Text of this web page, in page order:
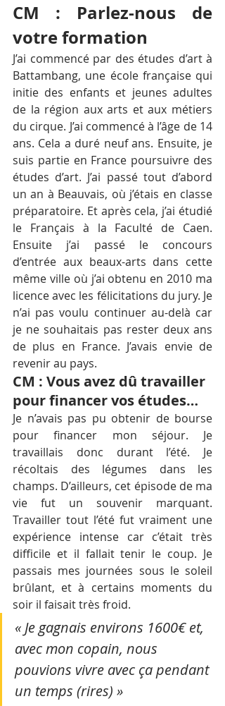
CM : Parlez-nous de
votre formation
J’ai commencé par des études d’art à
Battambang, une école française qui
initie des enfants et jeunes adultes
de la région aux arts et aux métiers
du cirque. J’ai commencé à l’âge de 14
ans. Cela a duré neuf ans. Ensuite, je
suis partie en France poursuivre des
études d’art. J’ai passé tout d’abord
un an à Beauvais, où j’étais en classe
préparatoire. Et après cela, j’ai étudié
le Français à la Faculté de Caen.
Ensuite j’ai passé le concours
d’entrée aux beaux-arts dans cette
même ville où j’ai obtenu en 2010 ma
licence avec les félicitations du jury. Je
n’ai pas voulu continuer au-delà car
je ne souhaitais pas rester deux ans
de plus en France. J’avais envie de
revenir au pays.
CM : Vous avez dû travailler
pour financer vos études…
Je n’avais pas pu obtenir de bourse
pour financer mon séjour. Je
travaillais donc durant l’été. Je
récoltais des légumes dans les
champs. D’ailleurs, cet épisode de ma
vie fut un souvenir marquant.
Travailler tout l’été fut vraiment une
expérience intense car c’était très
difficile et il fallait tenir le coup. Je
passais mes journées sous le soleil
brûlant, et à certains moments du
soir il faisait très froid.
« Je gagnais environs 1600€ et,
avec mon copain, nous
pouvions vivre avec ça pendant
un temps (rires) »